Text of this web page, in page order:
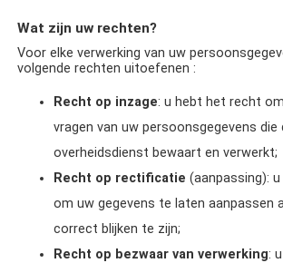
Wat zijn uw rechten?
Voor elke verwerking van uw
volgende rechten uitoefenen :
Recht op inzage: u hebt het recht
vragen van uw persoonsgegevens die
overheidsdienst bewaart en verwerkt;
Recht op rectificatie(aanpassing):
om uw gegevens te laten aanpassen
correct blijken te zijn;
Recht op bezwaar van verwerking: